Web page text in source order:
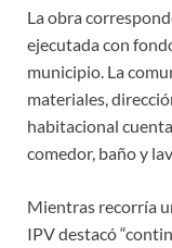
La obra
ejecutada con
municipio. La
materiales,
habitacional
comedor, baño y
Mientras recorría
IPV destacó